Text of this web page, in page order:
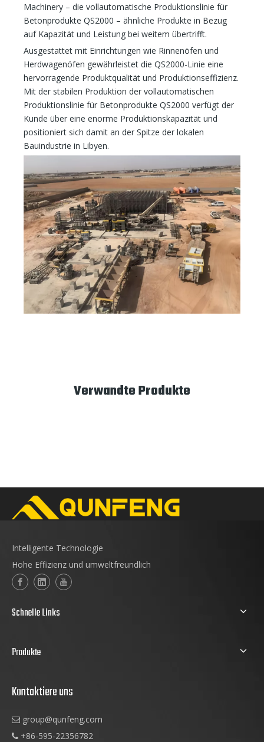
Machinery – die vollautomatische Produktionslinie für
Betonprodukte QS2000 – ähnliche Produkte in Bezug
auf Kapazität und Leistung bei weitem übertrifft.
Ausgestattet mit Einrichtungen wie Rinnenöfen und
Herdwagenöfen gewährleistet die QS2000-Linie eine
hervorragende Produktqualität und Produktionseffizienz.
Mit der stabilen Produktion der vollautomatischen
Produktionslinie für Betonprodukte QS2000 verfügt der
Kunde über eine enorme Produktionskapazität und
positioniert sich damit an der Spitze der lokalen
Bauindustrie in Libyen.
Verwandte Produkte
Intelligente Technologie
Hohe Effizienz und umweltfreundlich
Schnelle Links
Produkte
Kontaktiere uns
 group@qunfeng.com
 +86-595-22356782